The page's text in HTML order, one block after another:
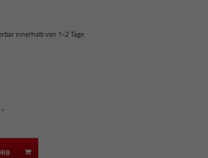
innerhalb von 1-2 Tage